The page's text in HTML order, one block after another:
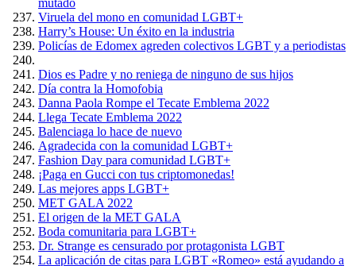
mutado
Viruela del mono en comunidad LGBT+
Harry’s House: Un éxito en la industria
Policías de Edomex agreden colectivos LGBT y a periodistas
Dios es Padre y no reniega de ninguno de sus hijos
Día contra la Homofobia
Danna Paola Rompe el Tecate Emblema 2022
Llega Tecate Emblema 2022
Balenciaga lo hace de nuevo
Agradecida con la comunidad LGBT+
Fashion Day para comunidad LGBT+
¡Paga en Gucci con tus criptomonedas!
Las mejores apps LGBT+
MET GALA 2022
El origen de la MET GALA
Boda comunitaria para LGBT+
Dr. Strange es censurado por protagonista LGBT
La aplicación de citas para LGBT «Romeo» está ayudando a